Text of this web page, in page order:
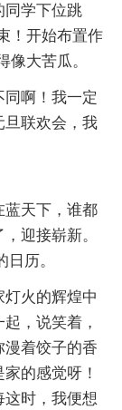
同学下位跳
！开始布置作
像大苦瓜。
啊！我一定
旦联欢会，我
天下，谁都
迎接崭新。
历。
火的辉煌中
，说笑着，
漫着饺子的香
的感觉呀！
时，我便想